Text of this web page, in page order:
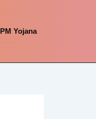
PM Yojana